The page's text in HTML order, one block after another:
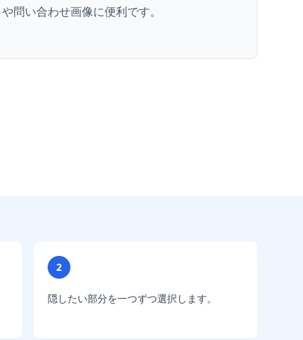
や問い合わせ画像に便利です。
2
隠したい部分を一つずつ選択します。